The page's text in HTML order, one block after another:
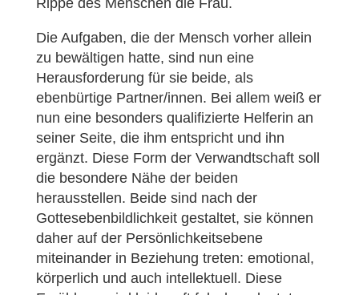
Rippe des Menschen die Frau.
Die Aufgaben, die der Mensch vorher allein
zu bewältigen hatte, sind nun eine
Herausforderung für sie beide, als
ebenbürtige Partner/innen. Bei allem weiß er
nun eine besonders qualifizierte Helferin an
seiner Seite, die ihm entspricht und ihn
ergänzt. Diese Form der Verwandtschaft soll
die besondere Nähe der beiden
herausstellen. Beide sind nach der
Gottesebenbildlichkeit gestaltet, sie können
daher auf der Persönlichkeitsebene
miteinander in Beziehung treten: emotional,
körperlich und auch intellektuell. Diese